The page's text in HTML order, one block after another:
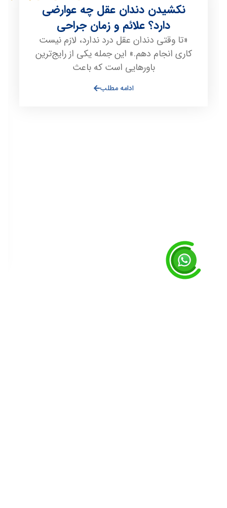
نکشیدن دندان عقل چه عوارضی
دارد؟ علائم و زمان جراحی
«تا وقتی دندان عقل درد ندارد، لازم نیست
کاری انجام دهم.» این جمله یکی از رایج‌ترین
باورهایی است که باعث
ادامه مطلب